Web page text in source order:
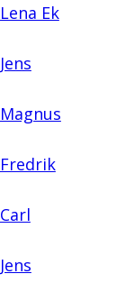
Lena Ek
Jens
Magnus
Fredrik
Carl
Jens